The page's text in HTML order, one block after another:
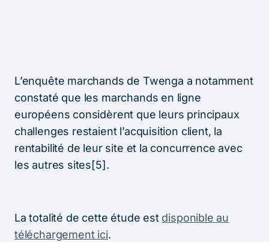
L’enquête marchands de Twenga a notamment
constaté que les marchands en ligne
européens considèrent que leurs principaux
challenges restaient l’acquisition client, la
rentabilité de leur site et la concurrence avec
les autres sites[5].
La totalité de cette étude est disponible au
téléchargement ici.